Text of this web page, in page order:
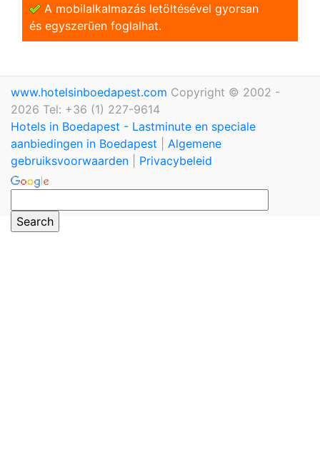
A mobilalkalmazás letöltésével gyorsan
és egyszerũen foglalhat.
www.hotelsinboedapest.com Copyright © 2002 -
2026 Tel: +36 (1) 227-9614
Hotels in Boedapest - Lastminute en speciale
aanbiedingen in Boedapest
Algemene
gebruiksvoorwaarden
Privacybeleid